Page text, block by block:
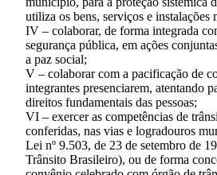
utiliza os bens, serviços e instalações
IV – colaborar, de forma integrada
segurança pública, em ações
a paz social;
V – colaborar com a pacificação de
integrantes presenciarem, atentando
direitos fundamentais das pessoas;
VI – exercer as competências de
conferidas, nas vias e logradouros
Lei nº 9.503, de 23 de setembro de
Trânsito Brasileiro), ou de forma